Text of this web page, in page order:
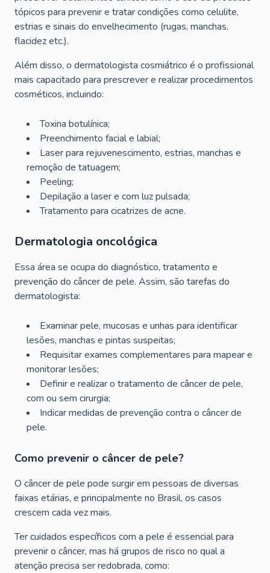
tópicos para prevenir e tratar condições como celulite,
estrias e sinais do envelhecimento (rugas, manchas,
flacidez etc.).
Além disso, o dermatologista cosmiátrico é o profissional
mais capacitado para prescrever e realizar procedimentos
cosméticos, incluindo:
Toxina botulínica;
Preenchimento facial e labial;
Laser para rejuvenescimento, estrias, manchas e
remoção de tatuagem;
Peeling;
Depilação a laser e com luz pulsada;
Tratamento para cicatrizes de acne.
Dermatologia oncológica
Essa área se ocupa do diagnóstico, tratamento e
prevenção do câncer de pele. Assim, são tarefas do
dermatologista:
Examinar pele, mucosas e unhas para identificar
lesões, manchas e pintas suspeitas;
Requisitar exames complementares para mapear e
monitorar lesões;
Definir e realizar o tratamento de câncer de pele,
com ou sem cirurgia;
Indicar medidas de prevenção contra o câncer de
pele.
Como prevenir o câncer de pele?
O câncer de pele pode surgir em pessoas de diversas
faixas etárias, e principalmente no Brasil, os casos
crescem cada vez mais.
Ter cuidados específicos com a pele é essencial para
prevenir o câncer, mas há grupos de risco no qual a
atenção precisa ser redobrada, como: